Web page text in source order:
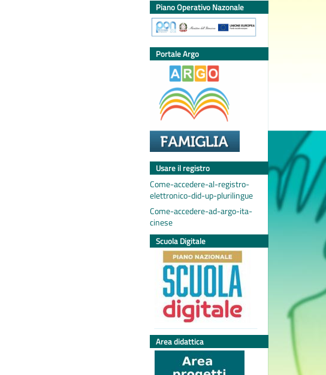
Piano Operativo Nazonale
Portale Argo
Usare il registro
Come-accedere-al-registro-
elettronico-did-up-plurilingue
Come-accedere-ad-argo-ita-
cinese
Scuola Digitale
Area didattica